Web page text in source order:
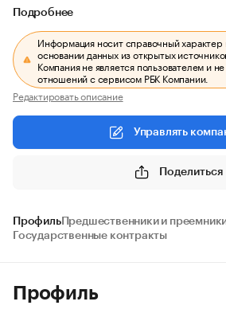
Подробнее
Информация носит справочный характер
основании данных из открытых
Компания не является пользователем и
отношений с сервисом РБК Компании.
Редактировать описание
Управлять
Поделиться
ПрофильПредшественники и
Государственные контракты
Профиль